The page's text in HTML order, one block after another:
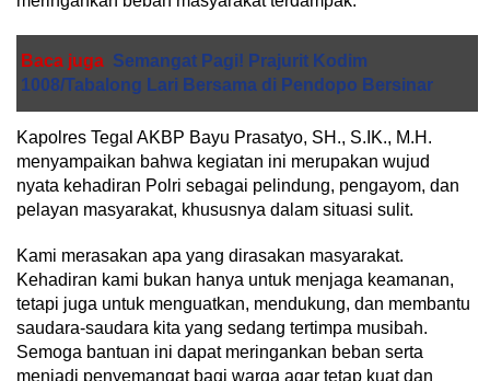
Baca juga Semangat Pagi! Prajurit Kodim
1008/Tabalong Lari Bersama di Pendopo Bersinar
Kapolres Tegal AKBP Bayu Prasatyo, SH., S.IK., M.H.
menyampaikan bahwa kegiatan ini merupakan wujud
nyata kehadiran Polri sebagai pelindung, pengayom, dan
pelayan masyarakat, khususnya dalam situasi sulit.
Kami merasakan apa yang dirasakan masyarakat.
Kehadiran kami bukan hanya untuk menjaga keamanan,
tetapi juga untuk menguatkan, mendukung, dan membantu
saudara-saudara kita yang sedang tertimpa musibah.
Semoga bantuan ini dapat meringankan beban serta
menjadi penyemangat bagi warga agar tetap kuat dan